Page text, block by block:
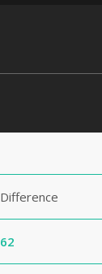
Difference
62